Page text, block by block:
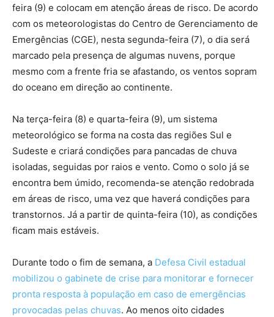
feira (9) e colocam em atenção áreas de risco. De acordo
com os meteorologistas do Centro de Gerenciamento de
Emergências (CGE), nesta segunda-feira (7), o dia será
marcado pela presença de algumas nuvens, porque
mesmo com a frente fria se afastando, os ventos sopram
do oceano em direção ao continente.
Na terça-feira (8) e quarta-feira (9), um sistema
meteorológico se forma na costa das regiões Sul e
Sudeste e criará condições para pancadas de chuva
isoladas, seguidas por raios e vento. Como o solo já se
encontra bem úmido, recomenda-se atenção redobrada
em áreas de risco, uma vez que haverá condições para
transtornos. Já a partir de quinta-feira (10), as condições
ficam mais estáveis.
Durante todo o fim de semana, a Defesa Civil estadual
mobilizou o gabinete de crise para monitorar e fornecer
pronta resposta à população em caso de emergências
provocadas pelas chuvas. Ao menos oito cidades